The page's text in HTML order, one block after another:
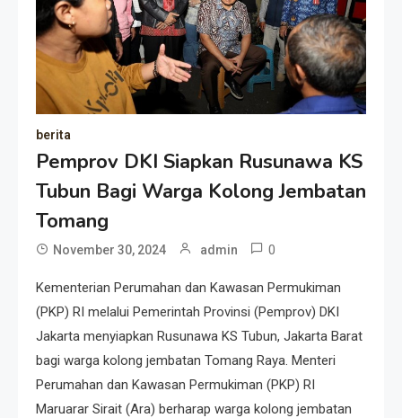
berita
Pemprov DKI Siapkan Rusunawa KS
Tubun Bagi Warga Kolong Jembatan
Tomang
November 30, 2024 admin 0
Kementerian Perumahan dan Kawasan Permukiman
(PKP) RI melalui Pemerintah Provinsi (Pemprov) DKI
Jakarta menyiapkan Rusunawa KS Tubun, Jakarta Barat
bagi warga kolong jembatan Tomang Raya. Menteri
Perumahan dan Kawasan Permukiman (PKP) RI
Maruarar Sirait (Ara) berharap warga kolong jembatan